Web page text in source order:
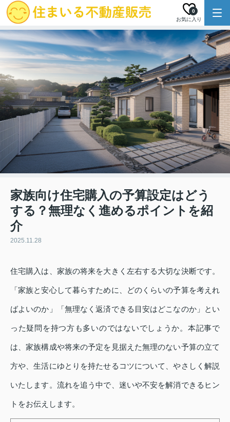
お気に入り
0
家族向け住宅購入の予算設定はどう
する？無理なく進めるポイントを紹
介
2025.11.28
住宅購入は、家族の将来を大きく左右する大切な決断です。
「家族と安心して暮らすために、どのくらいの予算を考えれ
ばよいのか」「無理なく返済できる目安はどこなのか」とい
った疑問を持つ方も多いのではないでしょうか。本記事で
は、家族構成や将来の予定を見据えた無理のない予算の立て
方や、生活にゆとりを持たせるコツについて、やさしく解説
いたします。流れを追う中で、迷いや不安を解消できるヒン
トをお伝えします。